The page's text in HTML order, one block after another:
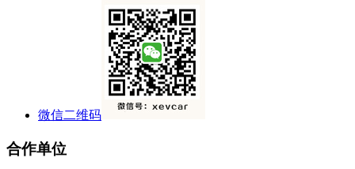
微信二维码
合作单位